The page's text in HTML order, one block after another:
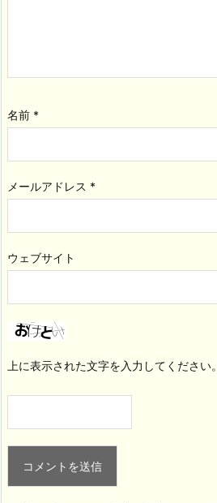
名前 *
メールアドレス *
ウェブサイト
上に表示された文字を入力してください。